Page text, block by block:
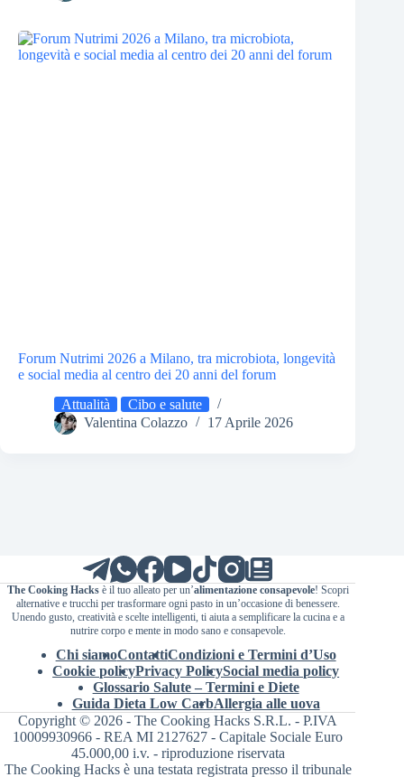
Forum Nutrimi 2026 a Milano, tra microbiota, longevità
e social media al centro dei 20 anni del forum
Attualità
Cibo e salute
Valentina Colazzo
17 Aprile 2026
The Cooking Hacksè il tuo alleato per un’alimentazione consapevole! Scopri
alternative e trucchi per trasformare ogni pasto in un’occasione di benessere.
Unendo gusto, creatività e scelte intelligenti, ti aiuta a semplificare la cucina e a
nutrire corpo e mente in modo sano e consapevole.
Chi siamoContattiCondizioni e Termini d’Uso
Cookie policyPrivacy PolicySocial media policy
Glossario Salute – Termini e Diete
Guida Dieta Low CarbAllergia alle uova
Copyright © 2026 - The Cooking Hacks S.R.L. - P.IVA
10009930966 - REA MI 2127627 - Capitale Sociale Euro
45.000,00 i.v. - riproduzione riservata
The Cooking Hacks è una testata registrata presso il tribunale